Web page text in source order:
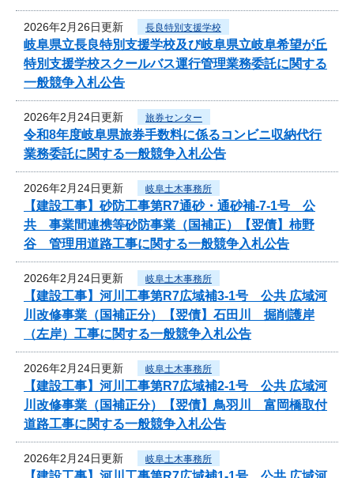
2026年2月26日更新 長良特別支援学校
岐阜県立長良特別支援学校及び岐阜県立岐阜希望が丘
特別支援学校スクールバス運行管理業務委託に関する
一般競争入札公告
2026年2月24日更新 旅券センター
令和8年度岐阜県旅券手数料に係るコンビニ収納代行
業務委託に関する一般競争入札公告
2026年2月24日更新 岐阜土木事務所
【建設工事】砂防工事第R7通砂・通砂補-7-1号 公
共 事業間連携等砂防事業（国補正）【翌債】柿野
谷 管理用道路工事に関する一般競争入札公告
2026年2月24日更新 岐阜土木事務所
【建設工事】河川工事第R7広域補3-1号 公共 広域河
川改修事業（国補正分）【翌債】石田川 掘削護岸
（左岸）工事に関する一般競争入札公告
2026年2月24日更新 岐阜土木事務所
【建設工事】河川工事第R7広域補2-1号 公共 広域河
川改修事業（国補正分）【翌債】鳥羽川 富岡橋取付
道路工事に関する一般競争入札公告
2026年2月24日更新 岐阜土木事務所